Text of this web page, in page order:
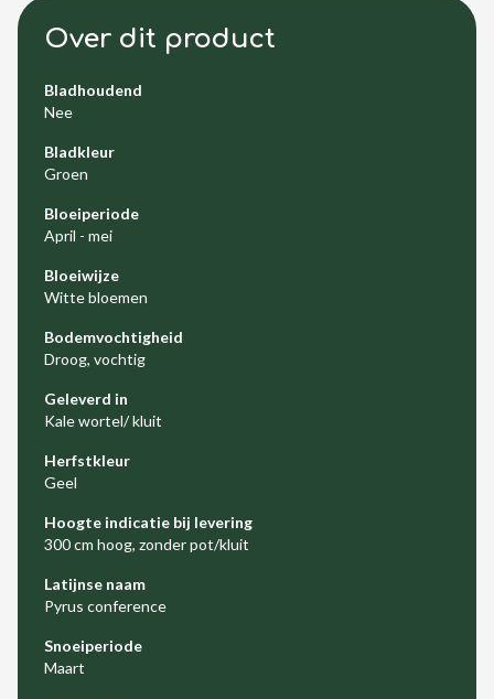
Over dit product
Bladhoudend
Nee
Bladkleur
Groen
Bloeiperiode
April - mei
Bloeiwijze
Witte bloemen
Bodemvochtigheid
Droog, vochtig
Geleverd in
Kale wortel/ kluit
Herfstkleur
Geel
Hoogte indicatie bij levering
300 cm hoog, zonder pot/kluit
Latijnse naam
Pyrus conference
Snoeiperiode
Maart